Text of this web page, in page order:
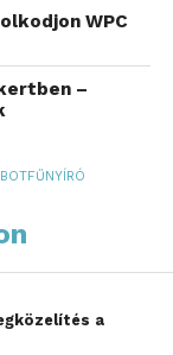
az otthoni
WPC
–
a